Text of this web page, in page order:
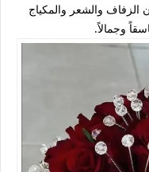
الزفاف والشعر والمكياج
وجمالاً.